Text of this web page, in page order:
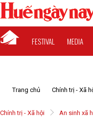
FESTIVAL MEDIA
Trang chủ Chính trị - Xã
Chính trị - Xã hội An sinh xã